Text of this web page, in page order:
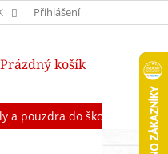
FORMULÁŘ NA ODSTOUPENÍ OD
Přihlášení
NÁKUPNÍ
Prázdný košík
a pouzdra do školy